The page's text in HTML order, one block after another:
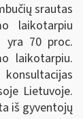
srautas
laikotarpiu
70 proc.
laikotarpiu.
Lietuvoje.
iš gyventojų